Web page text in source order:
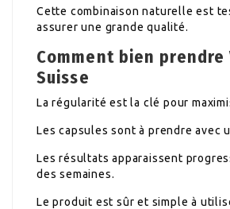
Cette combinaison naturelle est
assurer une grande qualité.
Comment bien prendre
Suisse
La régularité est la clé pour
Les capsules sont à prendre avec
Les résultats apparaissent
des semaines.
Le produit est sûr et simple à